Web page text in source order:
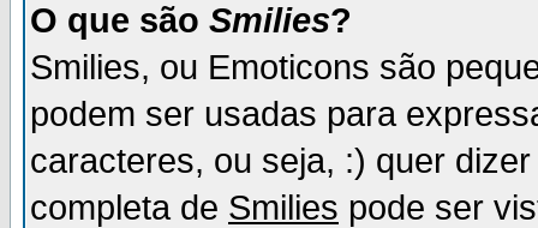
O que são Smilies?
Smilies, ou Emoticons são
podem ser usadas para
caracteres, ou seja, :) quer
completa de Smilies pode ser